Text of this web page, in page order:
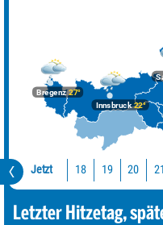
Bregenz27°
Innsbruck22°
Jetzt 18 19 20 21
Letzter Hitzetag,